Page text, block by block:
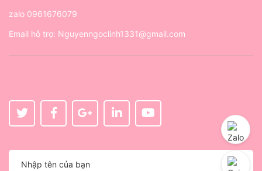
zalo 0961676079
Email hỗ trợ: Nguyenngoclinh1331@gmail.com